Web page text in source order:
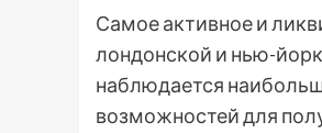
Самое активное и
лондонской и нью-
наблюдается
возможностей для